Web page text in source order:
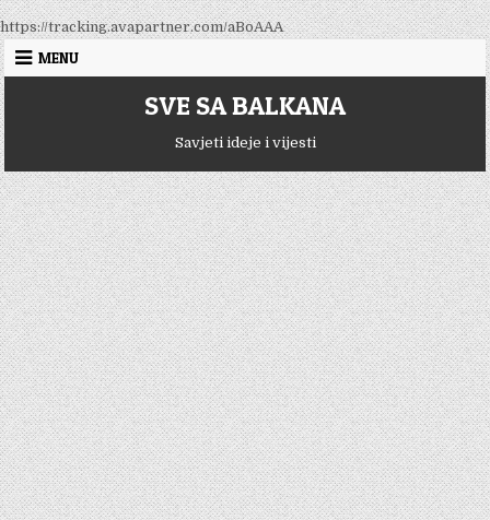
https://tracking.avapartner.com/aBoAAASkip
MENU
SVE SA BALKANA
Savjeti ideje i vijesti